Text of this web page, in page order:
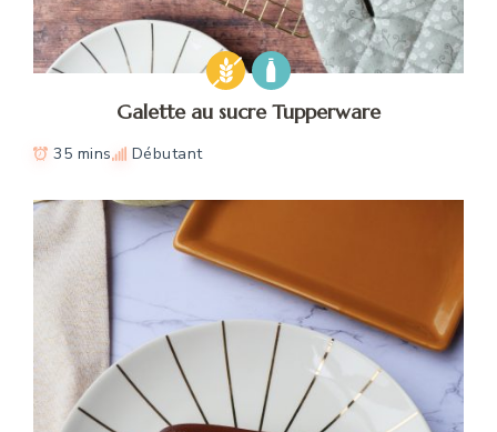
Galette au sucre Tupperware
35 mins Débutant